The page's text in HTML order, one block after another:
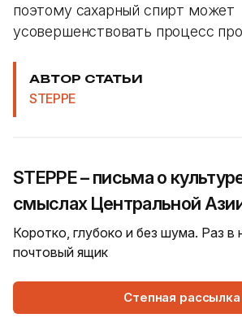
поэтому сахарный спирт может
усовершенствовать процесс
АВТОР СТАТЬИ
STEPPE
STEPPE – письма о
смыслах Центральной
Коротко, глубоко и без шума. Раз
почтовый ящик
Степная рассылка